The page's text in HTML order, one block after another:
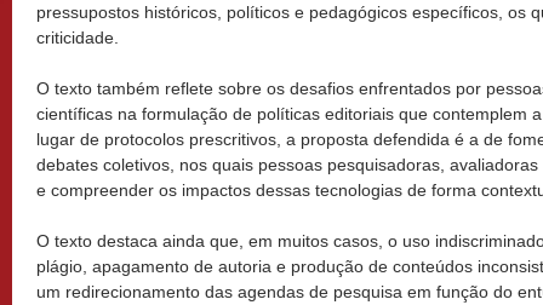
pressupostos históricos, políticos e pedagógicos específicos, os
criticidade.
O texto também reflete sobre os desafios enfrentados por
científicas na formulação de políticas editoriais que contemplem
lugar de protocolos prescritivos, a proposta defendida é a de
debates coletivos, nos quais pessoas pesquisadoras,
e compreender os impactos dessas tecnologias de forma
O texto destaca ainda que, em muitos casos, o uso
plágio, apagamento de autoria e produção de conteúdos
um redirecionamento das agendas de pesquisa em função do